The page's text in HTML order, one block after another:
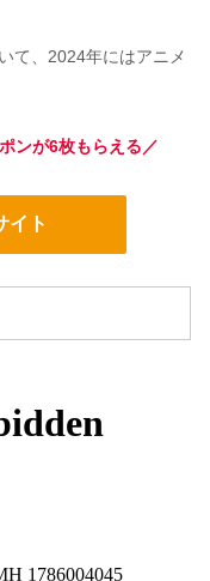
て、2024年にはアニメ
ンが6枚もらえる／
イト